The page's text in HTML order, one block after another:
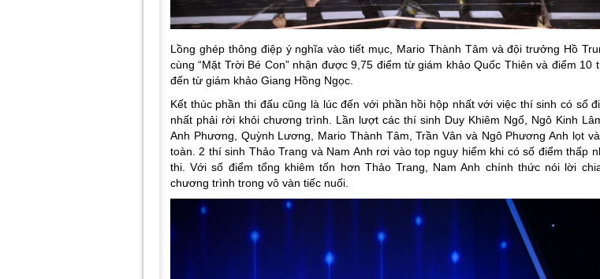
Lồng ghép thông điệp ý nghĩa vào tiết mục, Mario Thành Tâm và đội trưởng Hồ
cùng “Mặt Trời Bé Con” nhận được 9,75 điểm từ giám khảo Quốc Thiên và điểm 10
đến từ giám khảo Giang Hồng Ngọc.
Kết thúc phần thi đấu cũng là lúc đến với phần hồi hộp nhất với việc thí sinh có số
nhất phải rời khỏi chương trình. Lần lượt các thí sinh Duy Khiêm Ngố, Ngô Kinh
Anh Phương, Quỳnh Lương, Mario Thành Tâm, Trần Vân và Ngô Phương Anh lọt
toàn. 2 thí sinh Thảo Trang và Nam Anh rơi vào top nguy hiểm khi có số điểm thấp
thi. Với số điểm tổng khiêm tốn hơn Thảo Trang, Nam Anh chính thức nói lời
chương trình trong vô vàn tiếc nuối.